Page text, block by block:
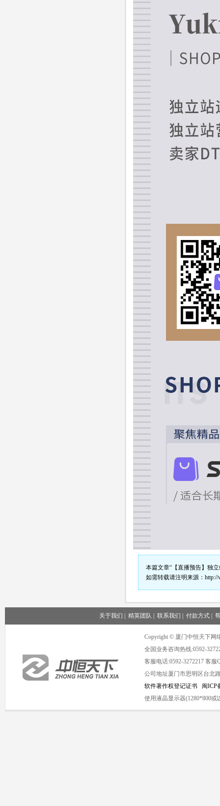
本篇文章“【直播预告】独
如需转载请注明来源： http://
关于我们 精英团队 联系我们 付款方式|
Copyright © 厦门中恒天下网
全国业务咨询热线:0592-
客服电话:0592-3272217 客服
公司地址厦门市思明区台北
软件著作权登记证书
闽ICP
使用液晶显示器(1280*800